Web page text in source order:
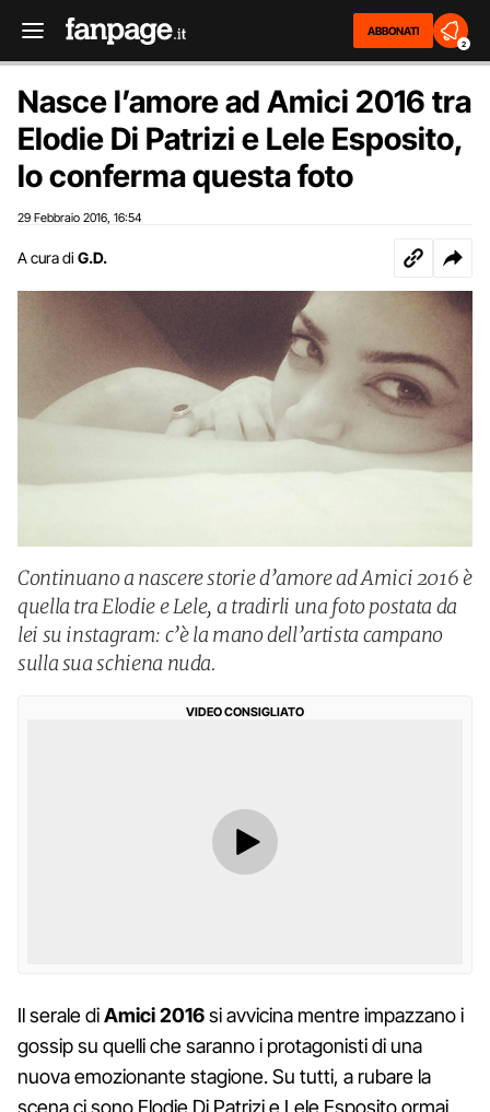
ABBONATI
2
Nasce l’amore ad Amici 2016 tra
Elodie Di Patrizi e Lele Esposito,
lo conferma questa foto
29 Febbraio 2016 16:54
A cura di G.D.
Continuano a nascere storie d’amore ad Amici 2016 è
quella tra Elodie e Lele, a tradirli una foto postata da
lei su instagram: c’è la mano dell’artista campano
sulla sua schiena nuda.
VIDEO CONSIGLIATO
Il serale diAmici 2016si avvicina mentre impazzano i
gossip su quelli che saranno i protagonisti di una
nuova emozionante stagione. Su tutti, a rubare la
scena ci sono Elodie Di Patrizi e Lele Esposito ormai